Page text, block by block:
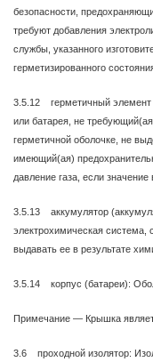
безопасности,
требуют добавления
службы, указанного
герметизированного
3.5.12 герметичный элемент
или батарея, не
герметичной оболочке, не
имеющий(ая)
давление газа, если
3.5.13 аккумулятор
электрохимическая система,
выдавать ее в результате
3.5.14 корпус (батареи):
Примечание — Крышка
3.6 проходной изолятор: